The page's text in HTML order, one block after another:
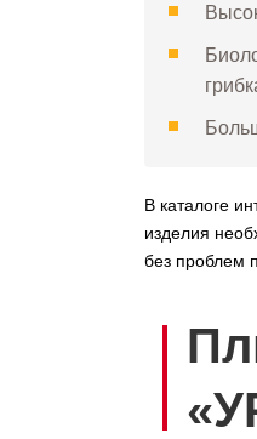
В каталоге
изделия
без проблем